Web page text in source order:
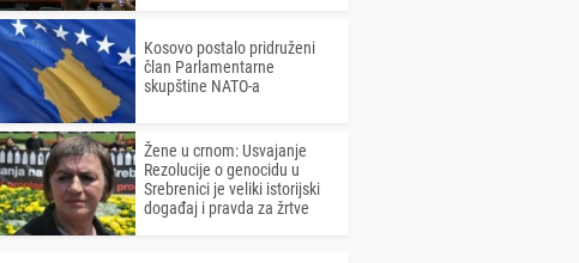
Kosovo postalo pridruženi
član Parlamentarne
skupštine NATO-a
Žene u crnom: Usvajanje
Rezolucije o genocidu u
Srebrenici je veliki istorijski
događaj i pravda za žrtve